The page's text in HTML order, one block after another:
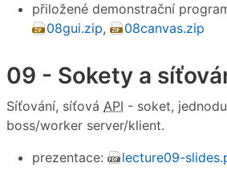
přiložené demonstrační
08gui.zip, 08canvas.zip
09 - Sokety a
Síťování, síťová API - soket,
boss/worker server/klient.
prezentace:
lecture09-